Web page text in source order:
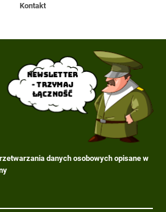
Kontakt
danych osobowych opisane w
Newsletter
- trzymaj
łączność